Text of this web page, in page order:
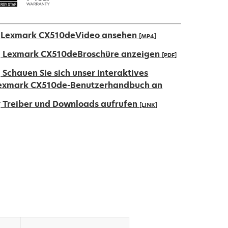
Lexmark CX510deVideo ansehen [MP4]
Lexmark CX510deBroschüre anzeigen [PDF]
Schauen Sie sich unser interaktives
CX510de-Benutzerhandbuch an
Treiber und Downloads aufrufen [LINK]